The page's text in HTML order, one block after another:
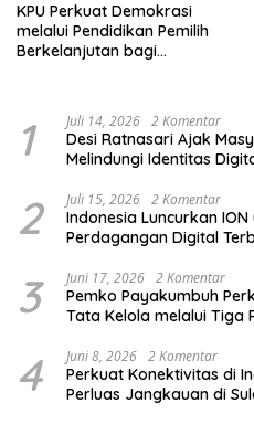
KPU Perkuat Demokrasi
melalui Pendidikan Pemilih
Berkelanjutan bagi
1 Juli 14, 2026 2 Komentar
Desi Ratnasari Ajak
Melindungi Identitas
2 Juli 15, 2026 2 Komentar
Indonesia Luncurkan
Perdagangan Digital
3 Juni 17, 2026 2 Komentar
Pemko Payakumbuh
Tata Kelola melalui Tiga
4 Juni 8, 2026 2 Komentar
Perkuat Konektivitas di
Perluas Jangkauan di